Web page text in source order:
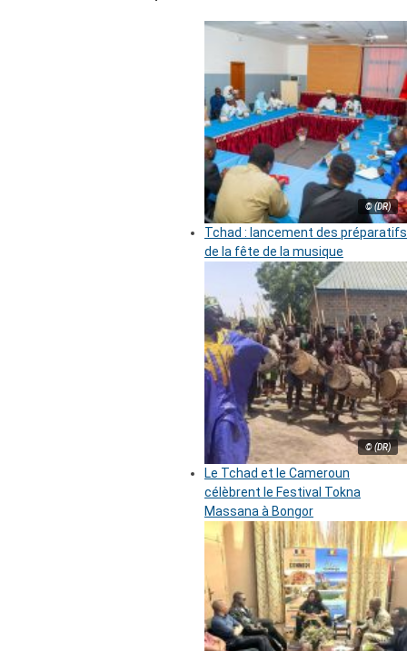
© (DR)
Tchad : lancement des préparatifs
de la fête de la musique
© (DR)
Le Tchad et le Cameroun
célèbrent le Festival Tokna
Massana à Bongor